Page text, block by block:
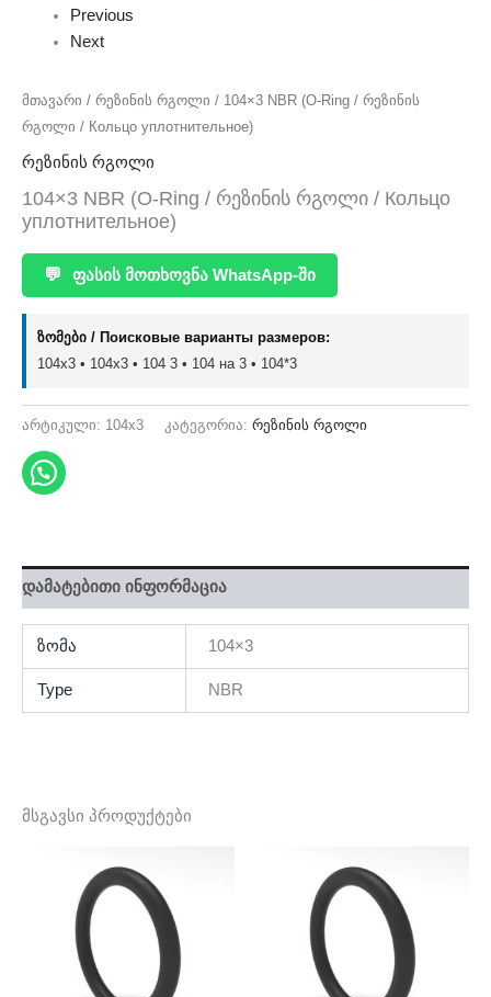
Previous
Next
მთავარი / რეზინის რგოლი / 104×3 NBR (O-Ring / რეზინის
რგოლი / Кольцо уплотнительное)
რეზინის რგოლი
104×3 NBR (O-Ring / რეზინის რგოლი / Кольцо
уплотнительное)
💬 ფასის მოთხოვნა WhatsApp-ში
ზომები / Поисковые варианты размеров:
104x3 • 104х3 • 104 3 • 104 на 3 • 104*3
არტიკული: 104x3 კატეგორია: რეზინის რგოლი
დამატებითი ინფორმაცია
ზომა 104×3
Type NBR
მსგავსი პროდუქტები